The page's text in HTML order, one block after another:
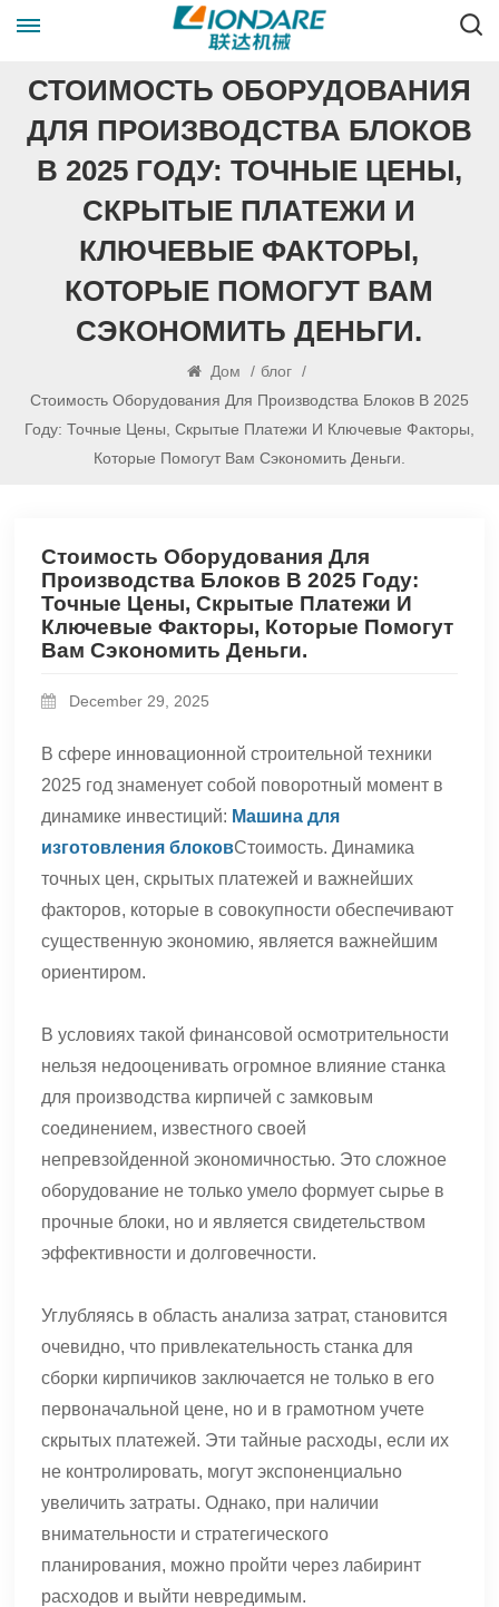
СТОИМОСТЬ ОБОРУДОВАНИЯ
ДЛЯ ПРОИЗВОДСТВА БЛОКОВ
В 2025 ГОДУ: ТОЧНЫЕ ЦЕНЫ,
СКРЫТЫЕ ПЛАТЕЖИ И
КЛЮЧЕВЫЕ ФАКТОРЫ,
КОТОРЫЕ ПОМОГУТ ВАМ
СЭКОНОМИТЬ ДЕНЬГИ.
Дом / блог /
Стоимость Оборудования Для Производства Блоков В 2025
Году: Точные Цены, Скрытые Платежи И Ключевые Факторы,
Которые Помогут Вам Сэкономить Деньги.
Стоимость Оборудования Для
Производства Блоков В 2025 Году:
Точные Цены, Скрытые Платежи И
Ключевые Факторы, Которые Помогут
Вам Сэкономить Деньги.
December 29, 2025
В сфере инновационной строительной техники
2025 год знаменует собой поворотный момент в
динамике инвестиций: Машина для
изготовления блоковСтоимость. Динамика
точных цен, скрытых платежей и важнейших
факторов, которые в совокупности обеспечивают
существенную экономию, является важнейшим
ориентиром.
В условиях такой финансовой осмотрительности
нельзя недооценивать огромное влияние станка
для производства кирпичей с замковым
соединением, известного своей
непревзойденной экономичностью. Это сложное
оборудование не только умело формует сырье в
прочные блоки, но и является свидетельством
эффективности и долговечности.
Углубляясь в область анализа затрат, становится
очевидно, что привлекательность станка для
сборки кирпичиков заключается не только в его
первоначальной цене, но и в грамотном учете
скрытых платежей. Эти тайные расходы, если их
не контролировать, могут экспоненциально
увеличить затраты. Однако, при наличии
внимательности и стратегического
планирования, можно пройти через лабиринт
расходов и выйти невредимым.